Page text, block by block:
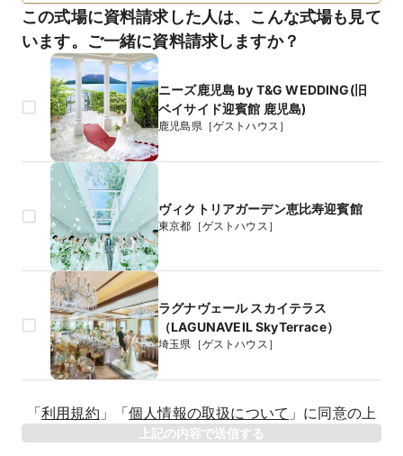
この式場に資料請求した人は、こんな式場も見て
います。ご一緒に資料請求しますか？
ニーズ鹿児島 by T&G WEDDING(旧
ベイサイド迎賓館 鹿児島)
鹿児島県［ゲストハウス］
ヴィクトリアガーデン恵比寿迎賓館
東京都［ゲストハウス］
ラグナヴェール スカイテラス
（LAGUNAVEIL SkyTerrace）
埼玉県［ゲストハウス］
年
「利用規約 」 「個人情報の取扱について 」 に同意の上
上記の内容で送信する